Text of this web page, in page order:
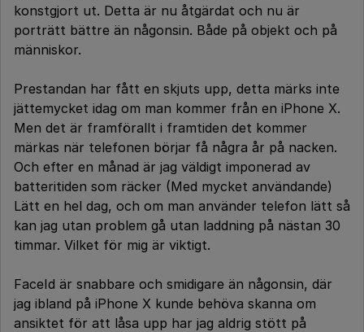
konstgjort ut. Detta är nu åtgärdat och nu är
porträtt bättre än någonsin. Både på objekt och på
människor.
Prestandan har fått en skjuts upp, detta märks inte
jättemycket idag om man kommer från en iPhone X.
Men det är framförallt i framtiden det kommer
märkas när telefonen börjar få några år på nacken.
Och efter en månad är jag väldigt imponerad av
batteritiden som räcker (Med mycket användande)
Lätt en hel dag, och om man använder telefon lätt så
kan jag utan problem gå utan laddning på nästan 30
timmar. Vilket för mig är viktigt.
FaceId är snabbare och smidigare än någonsin, där
jag ibland på iPhone X kunde behöva skanna om
ansiktet för att låsa upp har jag aldrig stött på